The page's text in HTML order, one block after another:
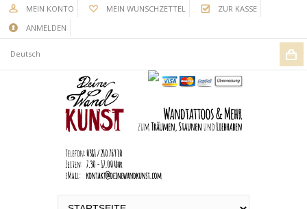
MEIN KONTO MEIN WUNSCHZETTEL
ZUR KASSE
ANMELDEN
Deutsch